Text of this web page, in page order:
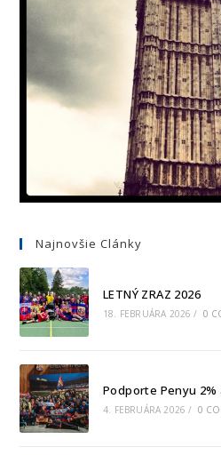
Najnovšie Clánky
LETNÝ ZRAZ 2026
18. FEBRUÁRA 2026 / 0
Podporte Penyu 2%
4. FEBRUÁRA 2026 / 0